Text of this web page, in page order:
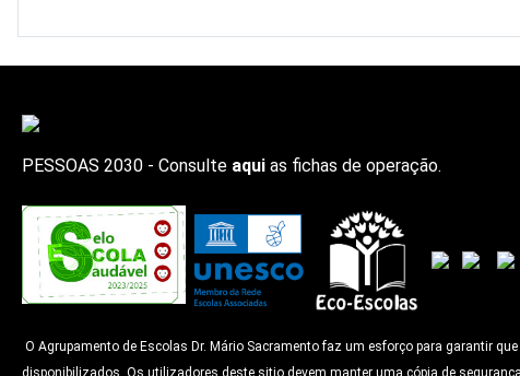
PESSOAS 2030 - Consulte aqui as fichas de operação.
O Agrupamento de Escolas Dr. Mário Sacramento faz um esforço para garantir
disponibilizados. Os utilizadores deste sitio devem manter uma cópia de